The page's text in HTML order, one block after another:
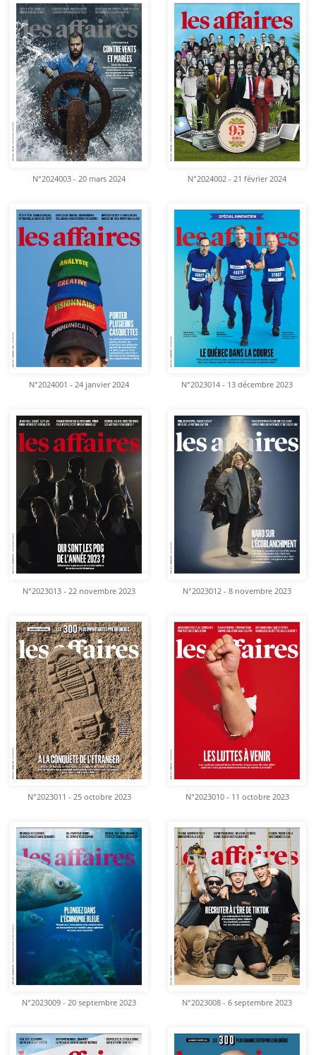
N°2024003 - 20 mars 2024 N°2024002 - 21 février 2024
N°2024001 - 24 janvier 2024 N°2023014 - 13 décembre 2023
N°2023013 - 22 novembre 2023 N°2023012 - 8 novembre 2023
N°2023011 - 25 octobre 2023 N°2023010 - 11 octobre 2023
N°2023009 - 20 septembre 2023 N°2023008 - 6 septembre 2023